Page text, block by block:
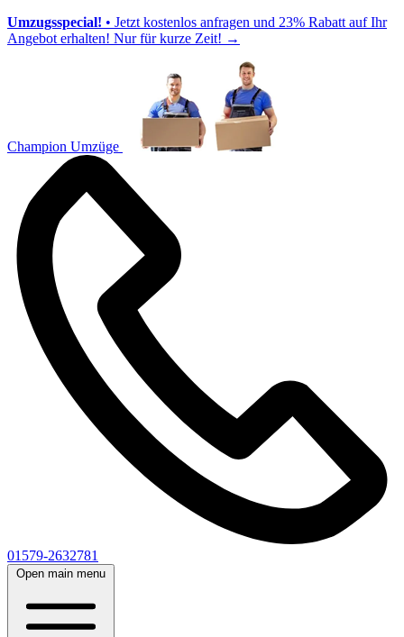
Umzugsspecial! • Jetzt kostenlos anfragen und 23% Rabatt auf Ihr
Angebot erhalten! Nur für kurze Zeit! →
Champion Umzüge
01579-2632781
Open main menu